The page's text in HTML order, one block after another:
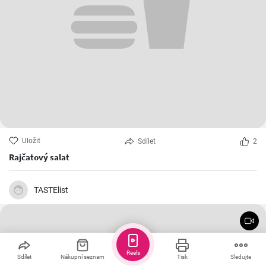
Uložit Sdílet 2
Rajčatový salat
TASTElist
Sdílet Nákupní seznam Tisk Sledujte
Reels